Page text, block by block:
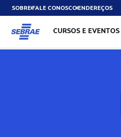
SOBREFALE CONOSCOENDEREÇOS
CURSOS E EVENTOS